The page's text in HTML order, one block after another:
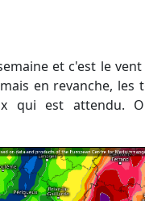
en revanche, les
qui est attendu.